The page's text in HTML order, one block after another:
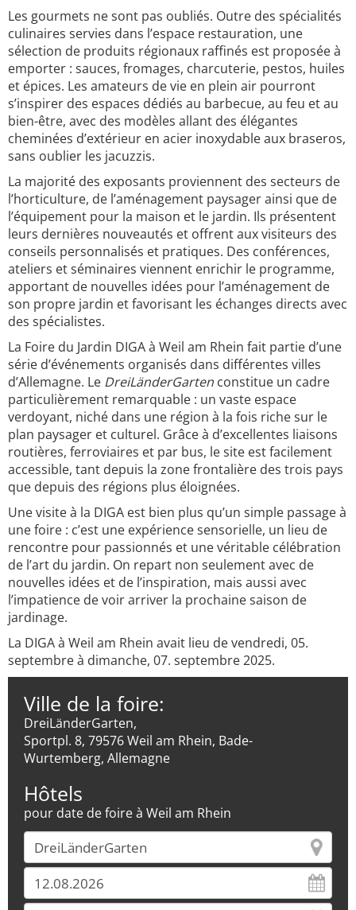
Les gourmets ne sont pas oubliés. Outre des spécialités
culinaires servies dans l’espace restauration, une
sélection de produits régionaux raffinés est proposée à
emporter : sauces, fromages, charcuterie, pestos, huiles
et épices. Les amateurs de vie en plein air pourront
s’inspirer des espaces dédiés au barbecue, au feu et au
bien-être, avec des modèles allant des élégantes
cheminées d’extérieur en acier inoxydable aux braseros,
sans oublier les jacuzzis.
La majorité des exposants proviennent des secteurs de
l’horticulture, de l’aménagement paysager ainsi que de
l’équipement pour la maison et le jardin. Ils présentent
leurs dernières nouveautés et offrent aux visiteurs des
conseils personnalisés et pratiques. Des conférences,
ateliers et séminaires viennent enrichir le programme,
apportant de nouvelles idées pour l’aménagement de
son propre jardin et favorisant les échanges directs avec
des spécialistes.
La Foire du Jardin DIGA à Weil am Rhein fait partie d’une
série d’événements organisés dans différentes villes
d’Allemagne. Le DreiLänderGarten constitue un cadre
particulièrement remarquable : un vaste espace
verdoyant, niché dans une région à la fois riche sur le
plan paysager et culturel. Grâce à d’excellentes liaisons
routières, ferroviaires et par bus, le site est facilement
accessible, tant depuis la zone frontalière des trois pays
que depuis des régions plus éloignées.
Une visite à la DIGA est bien plus qu’un simple passage à
une foire : c’est une expérience sensorielle, un lieu de
rencontre pour passionnés et une véritable célébration
de l’art du jardin. On repart non seulement avec de
nouvelles idées et de l’inspiration, mais aussi avec
l’impatience de voir arriver la prochaine saison de
jardinage.
La DIGA à Weil am Rhein avait lieu de vendredi, 05.
septembre à dimanche, 07. septembre 2025.
Ville de la foire:
DreiLänderGarten,
Sportpl. 8, 79576 Weil am Rhein, Bade-
Wurtemberg, Allemagne
Hôtels
pour date de foire à Weil am Rhein